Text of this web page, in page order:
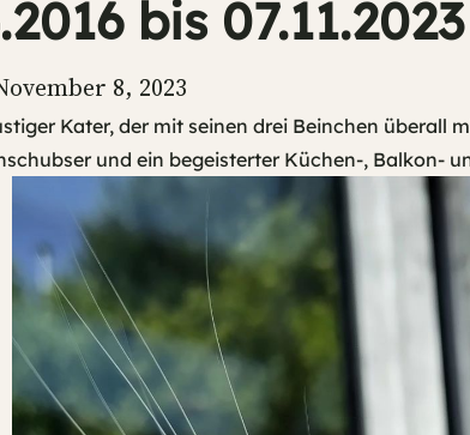
bis 07.11.2023
8, 2023
Kater, der mit seinen drei Beinchen überall
und ein begeisterter Küchen-, Balkon-